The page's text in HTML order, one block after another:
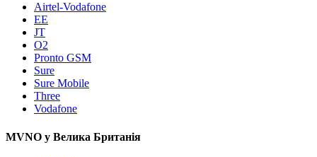
Airtel-Vodafone
EE
JT
O2
Pronto GSM
Sure
Sure Mobile
Three
Vodafone
MVNO у Велика Британія